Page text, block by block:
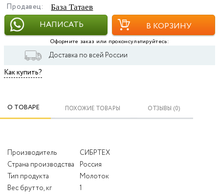
Продавец: База Татаев
НАПИСАТЬ В КОРЗИНУ
Оформите заказ или проконсультируйтесь:
Доставка по всей России
Как купить?
О ТОВАРЕ ПОХОЖИЕ ТОВАРЫ ОТЗЫВЫ (0)
Производитель
СИБРТЕХ
Страна производства
Россия
Тип продукта
Молоток
Вес брутто, кг
1